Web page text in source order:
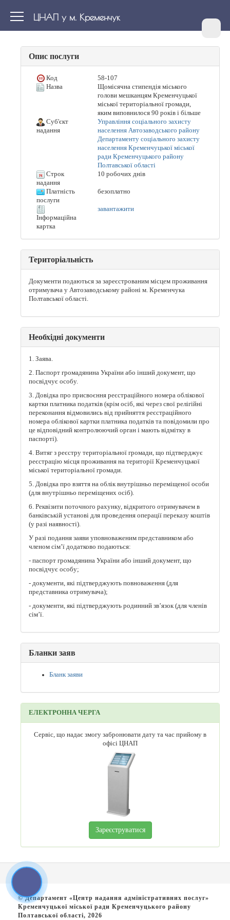
ЦНАП у м. Кременчук
Опис послуги
Код
58-107
Назва
Щомісячна стипендія міського
голови мешканцям Кременчуцької
міської територіальної громади,
яким виповнилося 90 років і більше
Суб'єкт
надання
Управління соціального захисту
населення Автозаводського району
Департаменту соціального захисту
населення Кременчуцької міської
ради Кременчуцького району
Полтавської області
Строк
надання
10 робочих днів
Платність
послуги
безоплатно
Інформаційна
картка
завантажити
Територіальність
Документи подаються за зареєстрованим місцем проживання
отримувача у Автозаводському районі м. Кременчука
Полтавської області.
Необхідні документи
1. Заява.
2. Паспорт громадянина України або інший документ, що
посвідчує особу.
3. Довідка про присвоєння реєстраційного номера облікової
картки платника податків (крім осіб, які через свої релігійні
переконання відмовились від прийняття реєстраційного
номера облікової картки платника податків та повідомили про
це відповідний контролюючий орган і мають відмітку в
паспорті).
4. Витяг з реєстру територіальної громади, що підтверджує
реєстрацію місця проживання на території Кременчуцької
міської територіальної громади.
5. Довідка про взяття на облік внутрішньо переміщеної особи
(для внутрішньо переміщених осіб).
6. Реквізити поточного рахунку, відкритого отримувачем в
банківській установі для проведення операції переказу коштів
(у разі наявності).
У разі подання заяви уповноваженим представником або
членом сім’ї додатково подаються:
- паспорт громадянина України або інший документ, що
посвідчує особу;
- документи, які підтверджують повноваження (для
представника отримувача);
- документи, які підтверджують родинний зв’язок (для членів
сім’ї.
Бланки заяв
Бланк заяви
ЕЛЕКТРОННА ЧЕРГА
Сервіс, що надає змогу забронювати дату та час прийому в
офісі ЦНАП
Зареєструватися
© Департамент «Центр надання адміністративних послуг»
Кременчуцької міської ради Кременчуцького району
Полтавської області, 2026